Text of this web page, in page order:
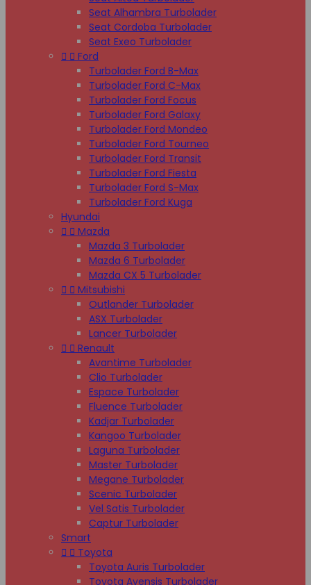
Seat Alhambra Turbolader
Seat Cordoba Turbolader
Seat Exeo Turbolader
  Ford
Turbolader Ford B-Max
Turbolader Ford C-Max
Turbolader Ford Focus
Turbolader Ford Galaxy
Turbolader Ford Mondeo
Turbolader Ford Tourneo
Turbolader Ford Transit
Turbolader Ford Fiesta
Turbolader Ford S-Max
Turbolader Ford Kuga
Hyundai
  Mazda
Mazda 3 Turbolader
Mazda 6 Turbolader
Mazda CX 5 Turbolader
  Mitsubishi
Outlander Turbolader
ASX Turbolader
Lancer Turbolader
  Renault
Avantime Turbolader
Clio Turbolader
Espace Turbolader
Fluence Turbolader
Kadjar Turbolader
Kangoo Turbolader
Laguna Turbolader
Master Turbolader
Megane Turbolader
Scenic Turbolader
Vel Satis Turbolader
Captur Turbolader
Smart
  Toyota
Toyota Auris Turbolader
Toyota Avensis Turbolader